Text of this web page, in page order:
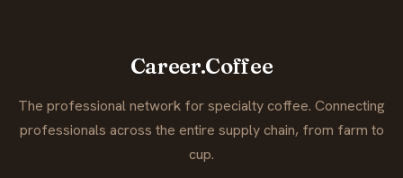
Career.Coffee
The professional network for specialty coffee. Connecting
professionals across the entire supply chain, from farm to
cup.